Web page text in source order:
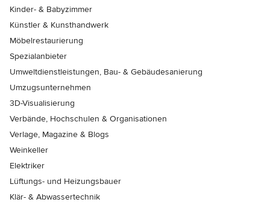
Kinder- & Babyzimmer
Künstler & Kunsthandwerk
Möbelrestaurierung
Spezialanbieter
Umweltdienstleistungen, Bau- & Gebäudesanierung
Umzugsunternehmen
3D-Visualisierung
Verbände, Hochschulen & Organisationen
Verlage, Magazine & Blogs
Weinkeller
Elektriker
Lüftungs- und Heizungsbauer
Klär- & Abwassertechnik